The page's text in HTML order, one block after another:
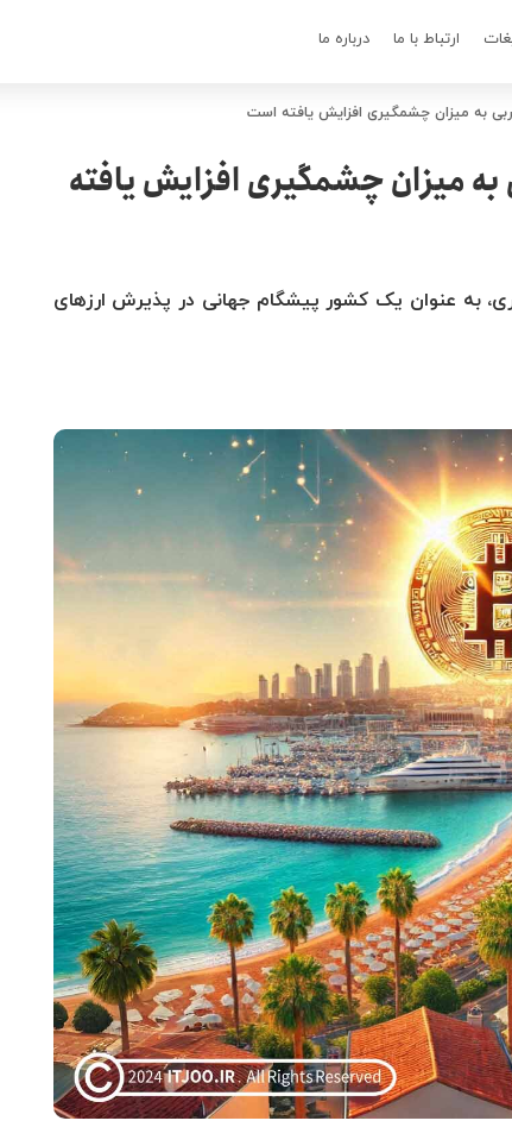
ارتباط با ما درباره ما
به میزان چشمگیری افزایش یافته است
میزان چشمگیری افزایش یافته
با ذخایر بیت‌کوین 40 میلیارد دلاری، به عنوان یک کشور پیشگام جهانی در پذیرش ارزهای